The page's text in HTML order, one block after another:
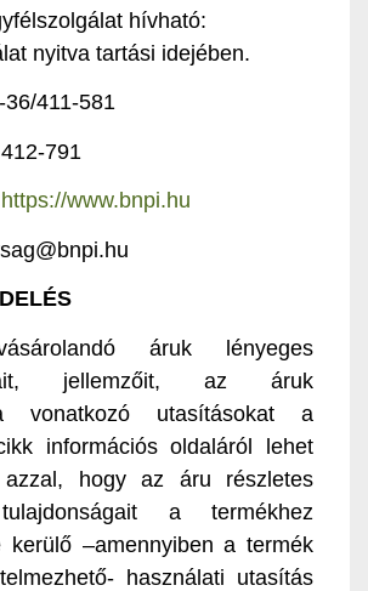
hívható:
nyitva tartási idejében.
411-581
791
https://www.bnpi.hu
áruk lényeges
jellemzőit, az áruk
vonatkozó utasításokat a
információs oldaláról lehet
azzal, hogy az áru részletes
a termékhez
kerülő –amennyiben a termék
használati utasítás